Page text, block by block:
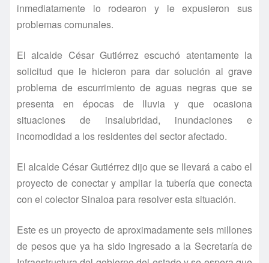
inmediatamente lo rodearon y le expusieron sus
problemas comunales.
El alcalde César Gutiérrez escuchó atentamente la
solicitud que le hicieron para dar solución al grave
problema de escurrimiento de aguas negras que se
presenta en épocas de lluvia y que ocasiona
situaciones de insalubridad, inundaciones e
incomodidad a los residentes del sector afectado.
El alcalde César Gutiérrez dijo que se llevará a cabo el
proyecto de conectar y ampliar la tuberí­a que conecta
con el colector Sinaloa para resolver esta situación.
Este es un proyecto de aproximadamente seis millones
de pesos que ya ha sido ingresado a la Secretarí­a de